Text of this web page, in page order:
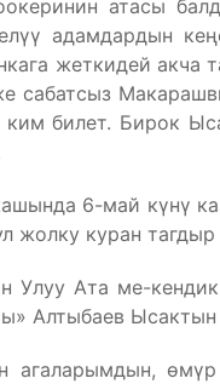
атасы
адамдардын
жеткидей акча
сабатсыз
билет. Бирок
6-май күнү
жолку куран
Улуу Ата ме-
Алтыбаев
агаларымдын,